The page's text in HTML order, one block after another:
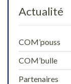
Actualité
COM’pouss
COM’bulle
Partenaires